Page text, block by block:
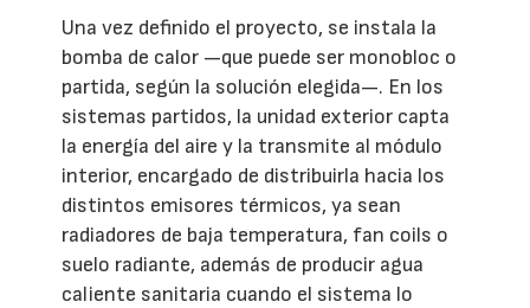
Una vez definido el proyecto, se instala la
bomba de calor —que puede ser monobloc o
partida, según la solución elegida—. En los
sistemas partidos, la unidad exterior capta
la energía del aire y la transmite al módulo
interior, encargado de distribuirla hacia los
distintos emisores térmicos, ya sean
radiadores de baja temperatura, fan coils o
suelo radiante, además de producir agua
caliente sanitaria cuando el sistema lo